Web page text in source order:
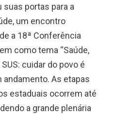
suas portas para a
um encontro
a 18ª Conferência
como tema “Saúde,
cuidar do povo é
andamento. As etapas
estaduais ocorrem até
a grande plenária